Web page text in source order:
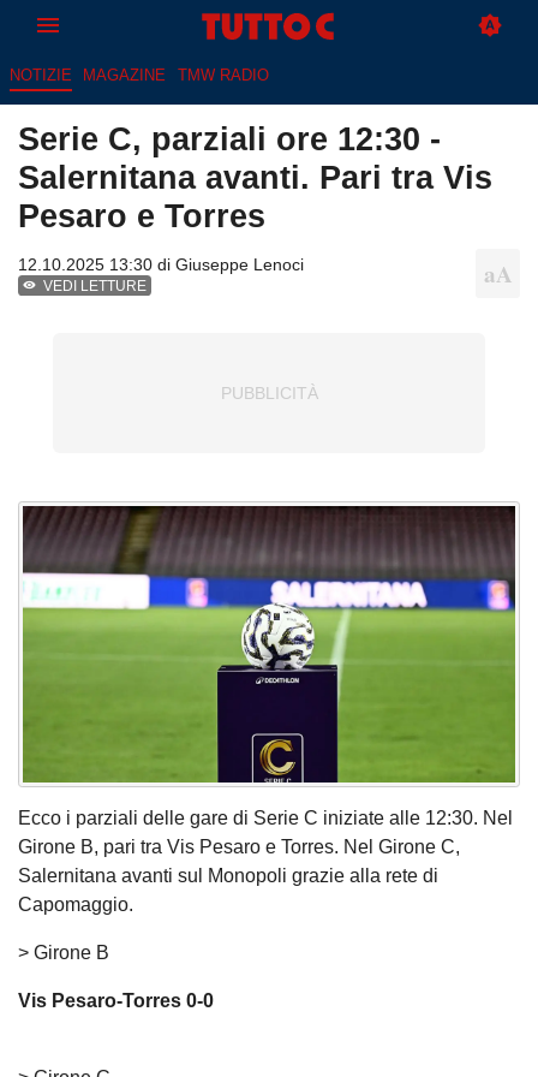
NOTIZIE MAGAZINE TMW RADIO
Serie C, parziali ore 12:30 -
Salernitana avanti. Pari tra Vis
Pesaro e Torres
12.10.2025 13:30 di Giuseppe Lenoci
VEDI LETTURE
Ecco i parziali delle gare di Serie C iniziate alle 12:30. Nel
Girone B, pari tra Vis Pesaro e Torres. Nel Girone C,
Salernitana avanti sul Monopoli grazie alla rete di
Capomaggio.
> Girone B
Vis Pesaro-Torres 0-0